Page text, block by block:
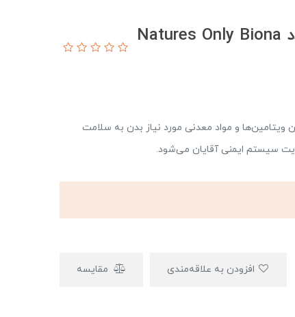
قرص بایونا من نیچرز اونلی 30 عدد Natures Only Biona
ویتامین‌ها و مواد معدنی مورد نیاز بدن به سلامت
سیستم ایمنی آقایان می‌شود.
مقایسه